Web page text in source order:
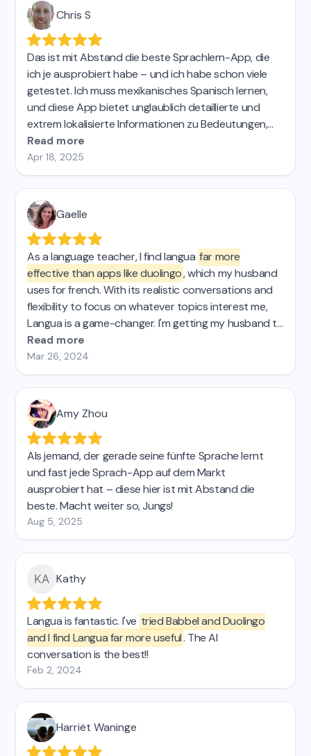
letzten Jahren selbstständig Spanisch beigebracht.
Dies ist mit Abstand das beste Tool zum Üben des
Sprechens.
Chris S
Das ist mit Abstand die beste Sprachlern-App, die
ich je ausprobiert habe – und ich habe schon viele
getestet. Ich muss mexikanisches Spanisch lernen,
und diese App bietet unglaublich detaillierte und
extrem lokalisierte Informationen zu Bedeutungen,
Verwendung und sogar Slang. Sie ist fantastisch, und
wenn ich eine lebenslange Lizenz kaufen könnte,
würde ich das sofort tun.
Read more
Apr 18, 2025
Gaelle
As a language teacher, I find langua far more
effective than apps like duolingo, which my husband
uses for french. With its realistic conversations and
flexibility to focus on whatever topics interest me,
Langua is a game-changer. I'm getting my husband to
switch and will recommend it to my students!
Read more
Mar 26, 2024
Amy Zhou
Als jemand, der gerade seine fünfte Sprache lernt
und fast jede Sprach-App auf dem Markt
ausprobiert hat – diese hier ist mit Abstand die
beste. Macht weiter so, Jungs!
Aug 5, 2025
Kathy
Langua is fantastic. I've tried Babbel and Duolingo
and I find Langua far more useful. The AI
conversation is the best!!
Feb 2, 2024
Harriët Waninge